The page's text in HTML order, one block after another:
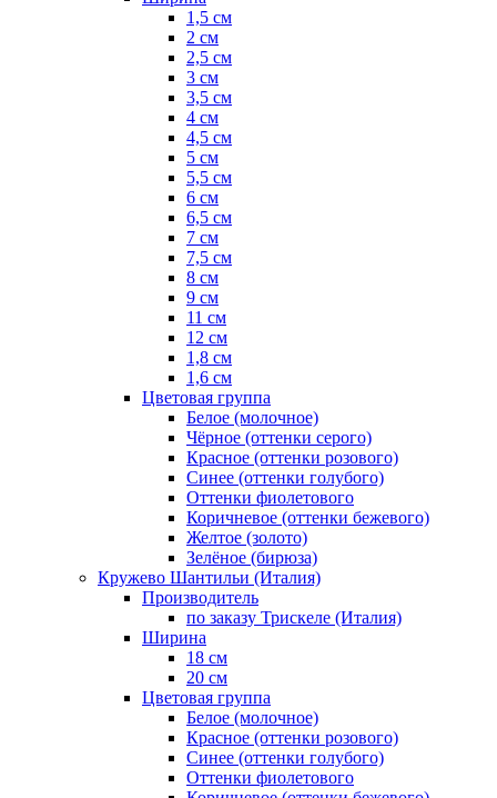
1,5 см
2 см
2,5 см
3 см
3,5 см
4 см
4,5 см
5 см
5,5 см
6 см
6,5 см
7 см
7,5 см
8 см
9 см
11 см
12 см
1,8 см
1,6 см
Цветовая группа
Белое (молочное)
Чёрное (оттенки серого)
Красное (оттенки розового)
Синее (оттенки голубого)
Оттенки фиолетового
Коричневое (оттенки бежевого)
Желтое (золото)
Зелёное (бирюза)
Кружево Шантильи (Италия)
Производитель
по заказу Трискеле (Италия)
Ширина
18 см
20 см
Цветовая группа
Белое (молочное)
Красное (оттенки розового)
Синее (оттенки голубого)
Оттенки фиолетового